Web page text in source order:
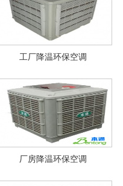
工厂降温环保空调
厂房降温环保空调